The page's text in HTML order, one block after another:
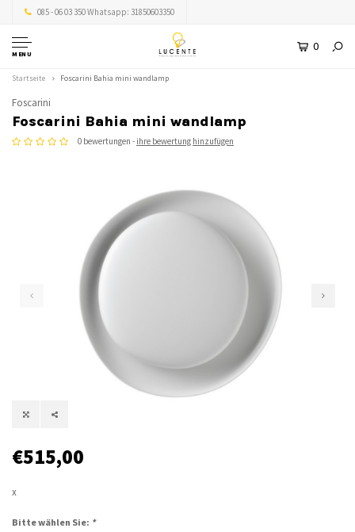
085 - 06 03 350 Whatsapp: 31850603350
MENU
0
Startseite Foscarini Bahia mini wandlamp
Foscarini
Foscarini Bahia mini wandlamp
0 bewertungen - ihre bewertung hinzufügen
€515,00
x
Bitte wählen Sie: *